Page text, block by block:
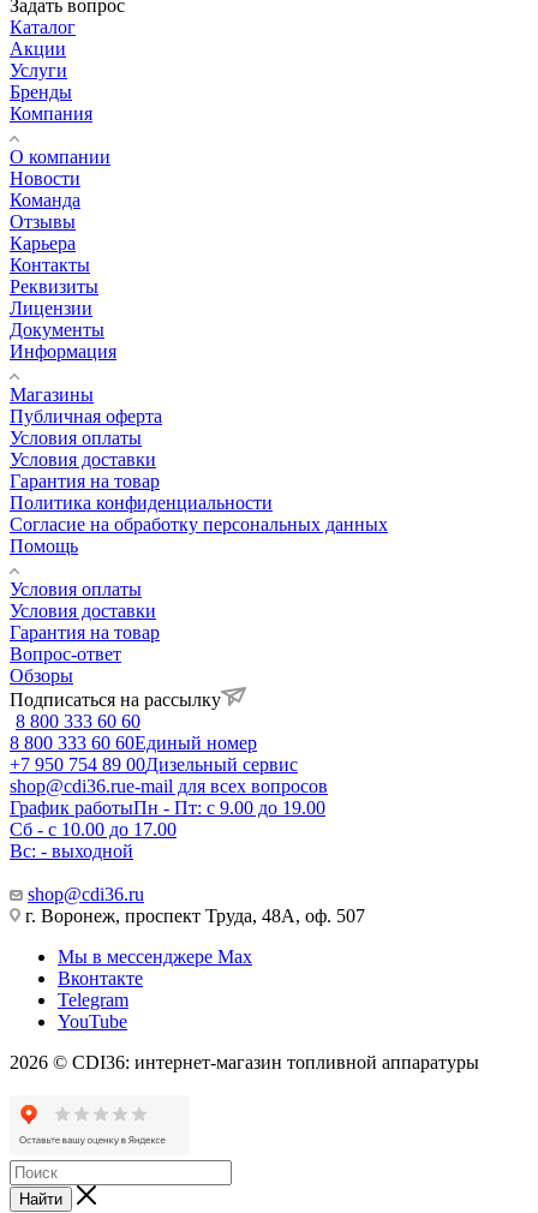
Задать вопрос
Каталог
Акции
Услуги
Бренды
Компания
О компании
Новости
Команда
Отзывы
Карьера
Контакты
Реквизиты
Лицензии
Документы
Информация
Магазины
Публичная оферта
Условия оплаты
Условия доставки
Гарантия на товар
Политика конфиденциальности
Согласие на обработку персональных данных
Помощь
Условия оплаты
Условия доставки
Гарантия на товар
Вопрос-ответ
Обзоры
Подписаться на рассылку
8 800 333 60 60
8 800 333 60 60Единый номер
+7 950 754 89 00Дизельный сервис
shop@cdi36.rue-mail для всех вопросов
График работыПн - Пт: с 9.00 до 19.00
Сб - с 10.00 до 17.00
Вс: - выходной
shop@cdi36.ru
г. Воронеж, проспект Труда, 48А, оф. 507
Мы в мессенджере Max
Вконтакте
Telegram
YouTube
2026 © CDI36: интернет-магазин топливной аппаратуры
Найти